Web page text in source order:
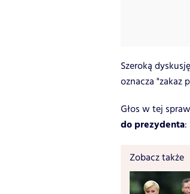
Szeroką
oznacza "zakaz
Głos w tej
do prezydenta:
Zobacz także